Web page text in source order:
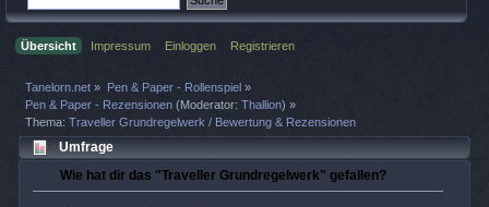
Übersicht Impressum Einloggen Registrieren
Tanelorn.net » Pen & Paper - Rollenspiel»
Pen & Paper - Rezensionen (Moderator:Thallion) »
Thema:Traveller Grundregelwerk / Bewertung & Rezensionen
Umfrage
Wie hat dir das "Traveller Grundregelwerk" gefallen?